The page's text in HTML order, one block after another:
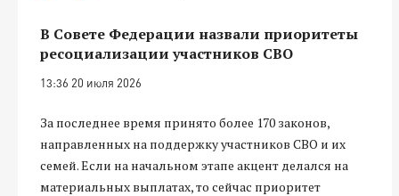
В Совете Федерации назвали приоритеты
ресоциализации участников СВО
13:36 20 июля 2026
За последнее время принято более 170 законов,
направленных на поддержку участников СВО и их
семей. Если на начальном этапе акцент делался на
материальных выплатах, то сейчас приоритет